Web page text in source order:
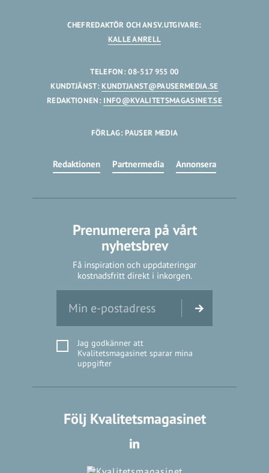
CHEFREDAKTÖR OCH ANSV.UTGIVARE:
KALLE ANRELL
TELEFON: 08-517 955 00
KUNDTJÄNST:KUNDTJANST@PAUSERMEDIA.SE
REDAKTIONEN: INFO@KVALITETSMAGASINET.SE
FÖRLAG: PAUSER MEDIA
Redaktionen Partnermedia Annonsera
Prenumerera på vårt
nyhetsbrev
Få inspiration och uppdateringar
kostnadsfritt direkt i inkorgen.
Jag godkänner att
Kvalitetsmagasinet sparar mina
uppgifter
Följ Kvalitetsmagasinet